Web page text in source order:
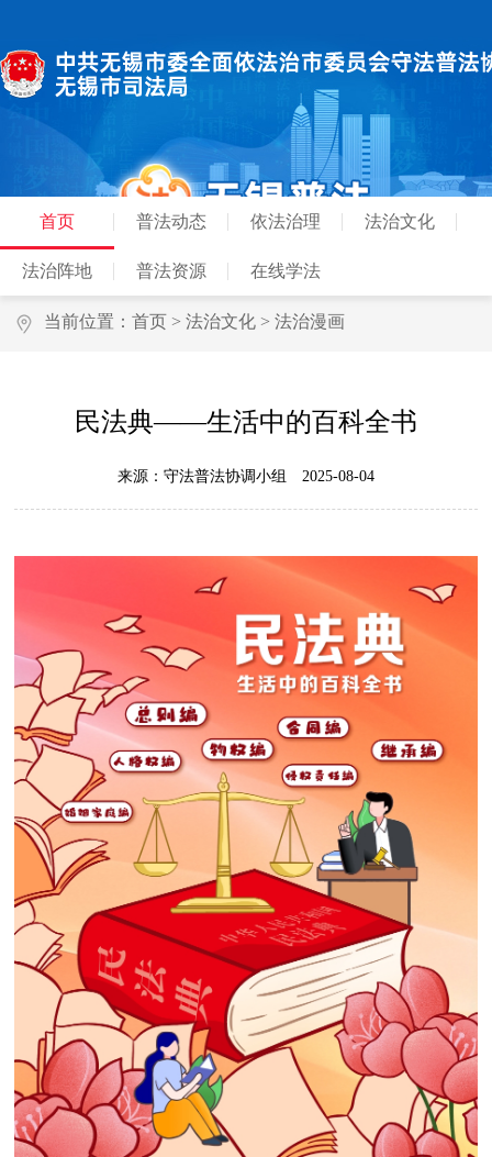
首页 普法动态 依法治理 法治文化
法治阵地 普法资源 在线学法
当前位置： 首页 > 法治文化 > 法治漫画
民法典——生活中的百科全书
来源：守法普法协调小组 2025-08-04